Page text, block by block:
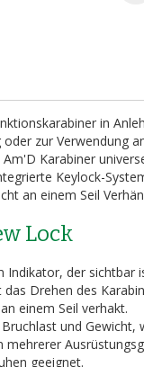
in
zur Verwendung
Karabiner
Keylock-
an einem Seil
Lock
der sichtbar
Drehen des
einem Seil verhakt.
und
geeignet.